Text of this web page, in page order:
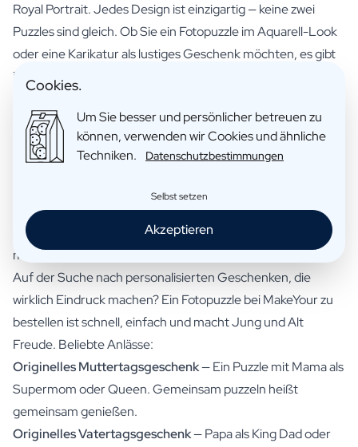
Royal Portrait. Jedes Design ist einzigartig — keine zwei
Puzzles sind gleich. Ob Sie ein Fotopuzzle im Aquarell-Look
oder eine Karikatur als lustiges Geschenk möchten, es gibt
immer einen passenden Stil.
Material:
Stabiler Karton mit glänzender Oberfläche
Teile:Perfekte Passform für Puzzlespaß
Druck:Gestochen scharfe Druckqualität in lebendigen
Verpackung:In passender Box, bereit zum Verschenken
Originelles Foto-Geschenk für Muttertag, Vatertag und
mehr
Auf der Suche nach personalisierten Geschenken, die
wirklich Eindruck machen? Ein Fotopuzzle bei MakeYour zu
bestellen ist schnell, einfach und macht Jung und Alt
Freude. Beliebte Anlässe:
Originelles Muttertagsgeschenk— Ein Puzzle mit Mama als
Supermom oder Queen. Gemeinsam puzzeln heißt
gemeinsam genießen.
Originelles Vatertagsgeschenk— Papa als King Dad oder
Cookies.
Um Sie besser und persönlicher betreuen zu
können, verwenden wir Cookies und ähnliche
Techniken.
Datenschutzbestimmungen
Selbst setzen
Akzeptieren